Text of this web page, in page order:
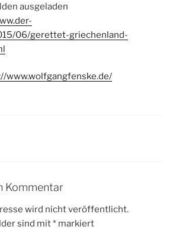
ausgeladen
06/gerettet-griechenland-
www.wolfgangfenske.de/
Kommentar
wird nicht veröffentlicht.
sind mit* markiert